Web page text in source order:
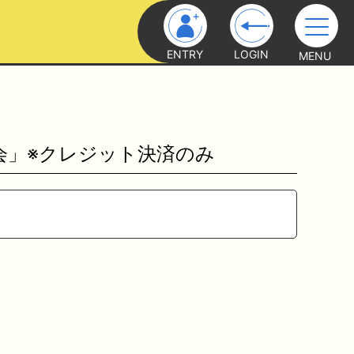
ENTRY LOGIN MENU
※クレジット決済のみ